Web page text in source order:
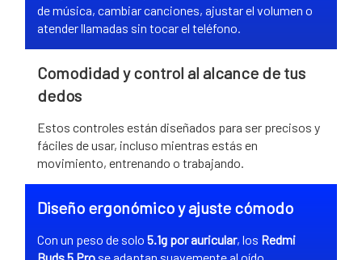
de música, cambiar canciones, ajustar el volumen o
atender llamadas sin tocar el teléfono.
Comodidad y control al alcance de tus
dedos
Estos controles están diseñados para ser precisos y
fáciles de usar, incluso mientras estás en
movimiento, entrenando o trabajando.
Diseño ergonómico y ajuste cómodo
Con un peso de solo 5.1g por auricular, los Redmi